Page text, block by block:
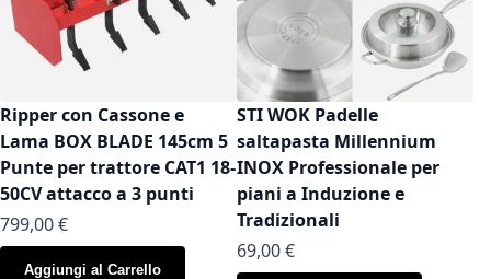
Ripper con Cassone e
Lama BOX BLADE 145cm 5
Punte per trattore CAT1 18-
50CV attacco a 3 punti
799,00 €
Aggiungi al Carrello
STI WOK Padelle
saltapasta Millennium
INOX Professionale per
piani a Induzione e
Tradizionali
As low as
69,00 €